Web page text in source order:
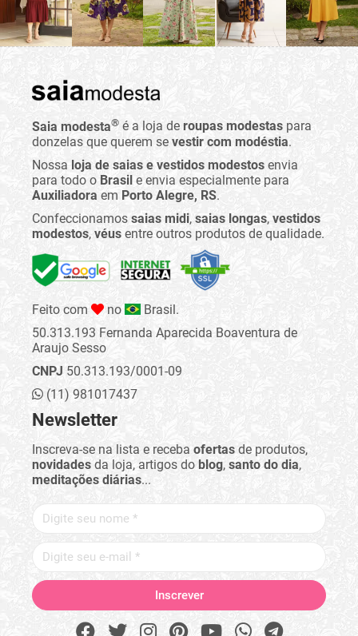
Saia modesta® é a loja de roupas modestas para
donzelas que querem se vestir com modéstia.
Nossa loja de saias e vestidos modestos envia
para todo o Brasil e envia especialmente para
Auxiliadora em Porto Alegre, RS.
Confeccionamos saias midi, saias longas, vestidos
modestos, véus entre outros produtos de qualidade.
Feito com no
Brasil.
50.313.193 Fernanda Aparecida Boaventura de
Araujo Sesso
CNPJ 50.313.193/0001-09
(11) 981017437
Newsletter
Inscreva-se na lista e receba ofertas de produtos,
novidades da loja, artigos do blog, santo do dia,
meditações diárias...